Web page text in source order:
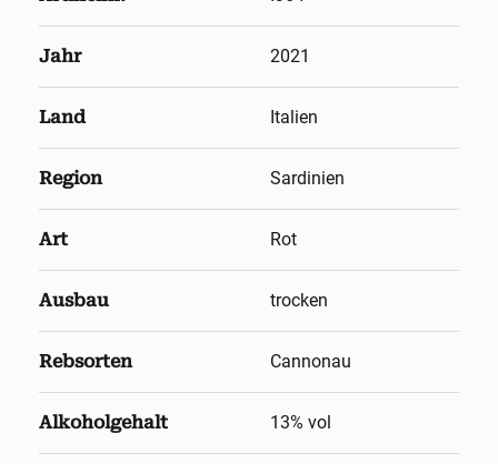
Jahr 2021
Land Italien
Region Sardinien
Art Rot
Ausbau trocken
Rebsorten Cannonau
Alkoholgehalt 13% vol